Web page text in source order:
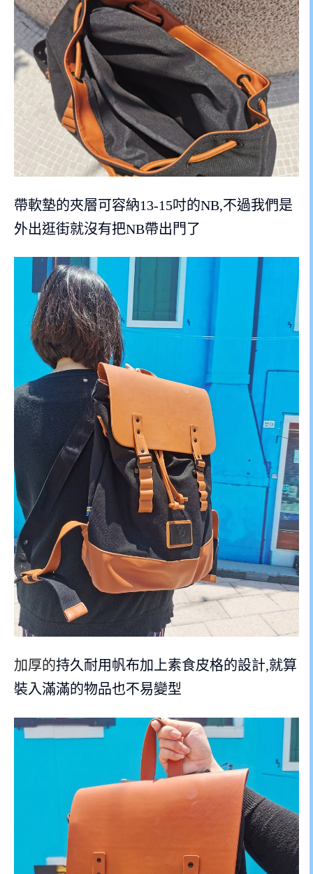
帶軟墊的夾層可容納13-15吋的NB,不過我們是
外出逛街就沒有把NB帶出門了
加厚的持久耐用帆布加上素食皮格的設計,就算
裝入滿滿的物品也不易變型